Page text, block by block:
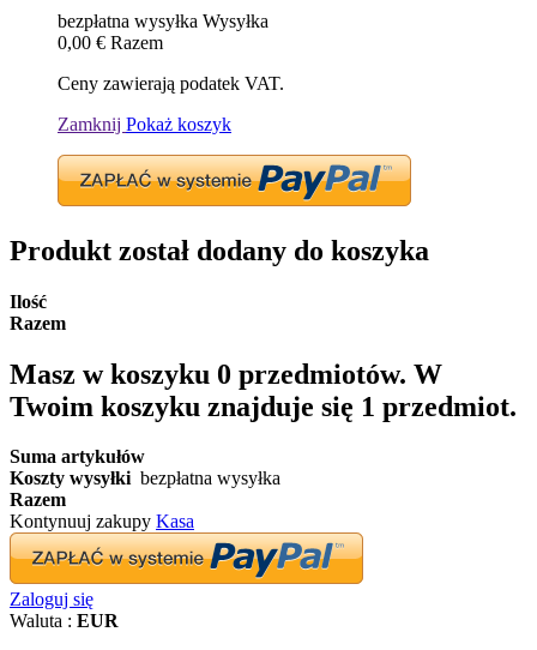
bezpłatna wysyłka Wysyłka
0,00 € Razem
Ceny zawierają podatek VAT.
Zamknij Pokaż koszyk
Produkt został dodany do koszyka
Ilość
Razem
Masz w koszyku 0 przedmiotów. W
Twoim koszyku znajduje się 1 przedmiot.
Suma artykułów
Koszty wysyłki bezpłatna wysyłka
Razem
Kontynuuj zakupy Kasa
Zaloguj się
Waluta : EUR